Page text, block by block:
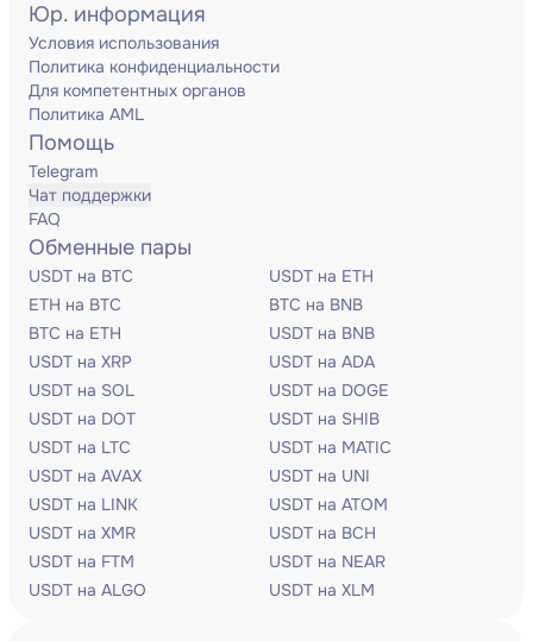
Юр. информация
Условия использования
Политика конфиденциальности
Для компетентных органов
Политика AML
Помощь
Telegram
Чат поддержки
FAQ
Обменные пары
USDT на BTC
USDT на ETH
ETH на BTC
BTC на BNB
BTC на ETH
USDT на BNB
USDT на XRP
USDT на ADA
USDT на SOL
USDT на DOGE
USDT на DOT
USDT на SHIB
USDT на LTC
USDT на MATIC
USDT на AVAX
USDT на UNI
USDT на LINK
USDT на ATOM
USDT на XMR
USDT на BCH
USDT на FTM
USDT на NEAR
USDT на ALGO
USDT на XLM